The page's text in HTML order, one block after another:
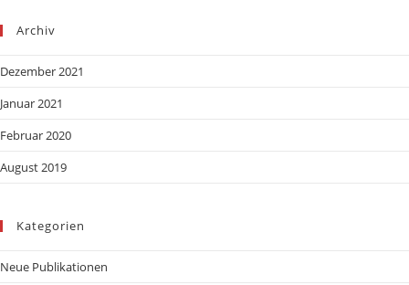
Archiv
Dezember 2021
Januar 2021
Februar 2020
August 2019
Kategorien
Neue Publikationen